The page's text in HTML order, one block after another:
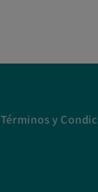
Términos y